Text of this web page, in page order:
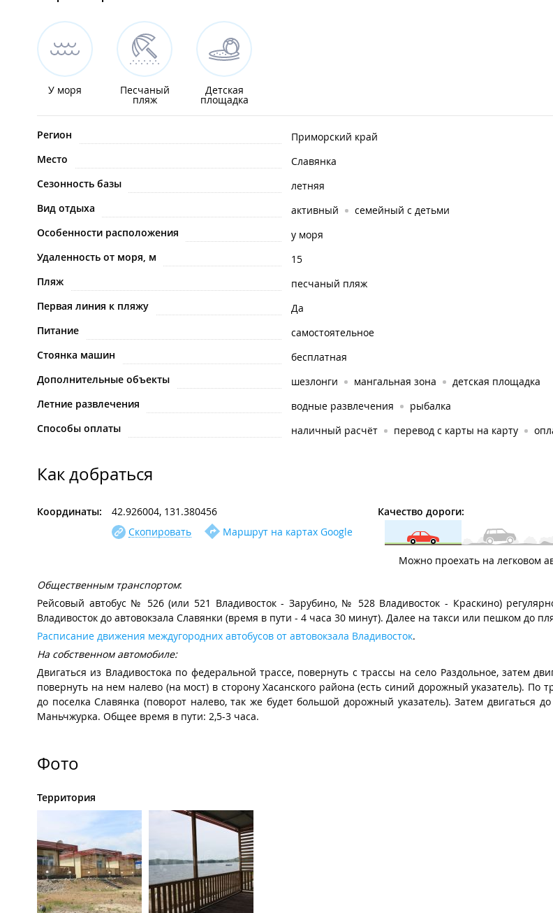
У моря Песчаный
пляж
Детская
площадка
Регион
Приморский край
Место
Славянка
Сезонность базы
летняя
Вид отдыха
активный
семейный с детьми
Особенности расположения
у моря
Удаленность от моря, м
15
Пляж
песчаный пляж
Первая линия к пляжу
Да
Питание
самостоятельное
Стоянка машин
бесплатная
Дополнительные объекты
шезлонги мангальная зона
детская площадка
Летние развлечения
водные развлечения
рыбалка
Способы оплаты
наличный расчёт перевод с карты на карту
Как добраться
Координаты:
42.926004, 131.380456
Скопировать
Маршрут на картах Google
Качество дороги:
Можно проехать на легковом
Общественным транспортом:
Рейсовый автобус № 526 (или 521 Владивосток - Зарубино, № 528 Владивосток - Краскино)
Владивосток до автовокзала Славянки (время в пути - 4 часа 30 минут). Далее на такси или пешком до
Расписание движения междугородних автобусов от автовокзала Владивосток.
На собственном автомобиле:
Двигаться из Владивостока по федеральной трассе, повернуть с трассы на село Раздольное, затем
повернуть на нем налево (на мост) в сторону Хасанского района (есть синий дорожный указатель). По
до поселка Славянка (поворот налево, так же будет большой дорожный указатель). Затем двигаться
Маньчжурка. Общее время в пути: 2,5-3 часа.
Фото
Территория